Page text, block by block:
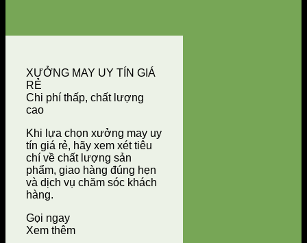
XƯỞNG MAY UY TÍN GIÁ
RẺ
Chi phí thấp, chất lượng
cao
Khi lựa chọn xưởng may uy
tín giá rẻ, hãy xem xét tiêu
chí về chất lượng sản
phẩm, giao hàng đúng hẹn
và dịch vụ chăm sóc khách
hàng.
Gọi ngay
Xem thêm